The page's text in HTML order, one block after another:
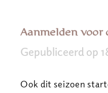
Aanmelden voor
Gepubliceerd op
Ook dit seizoen